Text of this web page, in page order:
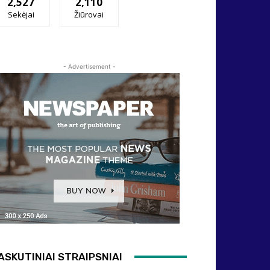
Sekėjai Žiūrovai
- Advertisement -
STRAIPSNIAI